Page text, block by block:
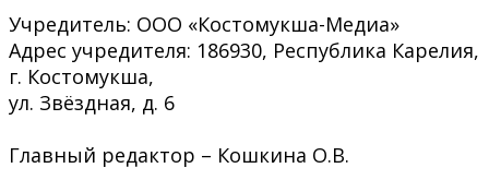
Учредитель: ООО «Костомукша-Медиа»
Адрес учредителя: 186930, Республика Карелия,
г. Костомукша,
ул. Звёздная, д. 6
Главный редактор – Кошкина О.В.